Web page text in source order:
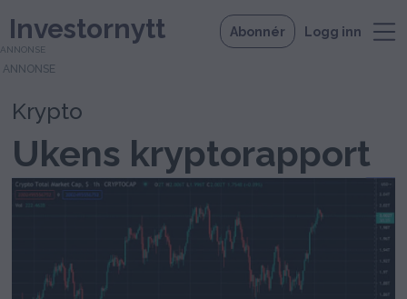
Investornytt Abonnér Logg inn
ANNONSE
Krypto
Ukens kryptorapport